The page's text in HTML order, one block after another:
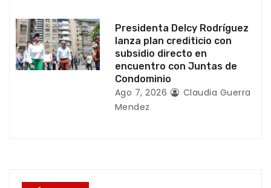
a
s
Presidenta Delcy Rodríguez
lanza plan crediticio con
subsidio directo en
encuentro con Juntas de
Condominio
Ago 7, 2026
Claudia Guerra
Mendez